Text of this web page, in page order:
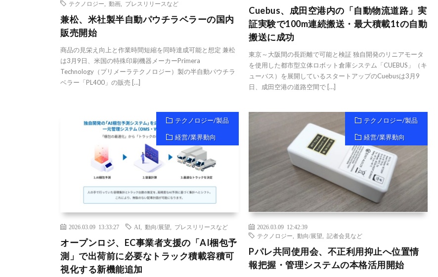
テクノロジー
動画 プレスリリースなど
兼松、米社製半自動パウチラベラーの国内
販売開始
商品の見栄え向上と作業時間短縮を同時達成可能と想定 兼松
は3月9日、米国の特殊印刷機器メーカーPrimera
Technology（プリメーラテクノロジー）製の半自動パウチラ
ベラー「PL400」の販売 […]
Cuebus、成田空港内の「自動物流道路」実
証実験で100m連続搬送・最大積載1tの自動
搬送に成功
東京～大阪間の長距離で可能と検証 独自開発のリニアモータ
を使用した都市型立体ロボット倉庫システム「CUEBUS」（キ
ューバス）を展開しているスタートアップのCuebusは3月9
日、成田空港の道路空間で […]
テクノロジー/製品
経営/業界動向
2026.03.09 13:33:27 AI 動向/展望 プレスリリースなど
オープンロジ、EC事業者支援の「AI梱包予
測」で出荷前に必要なトラック積載容積可
視化する新機能追加
テクノロジー/製品
経営/業界動向
2026.03.09 12:42:39
テクノロジー
,動向/展望 ,記者会見など
Pパレ共同使用会、不正利用抑止へ位置情
報把握・管理システムの本格活用開始